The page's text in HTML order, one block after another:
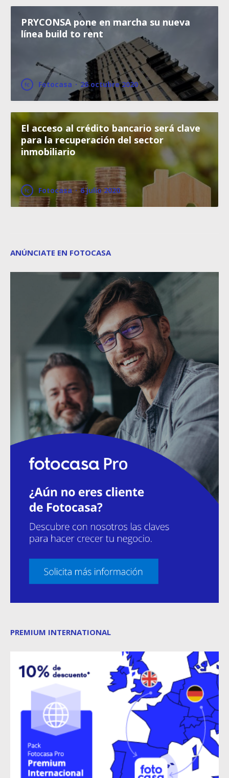
PRYCONSA pone en marcha su nueva
línea build to rent
Fotocasa · 26 octubre 2020
El acceso al crédito bancario será clave
para la recuperación del sector
inmobiliario
Fotocasa · 6 julio 2020
ANÚNCIATE EN FOTOCASA
PREMIUM INTERNATIONAL